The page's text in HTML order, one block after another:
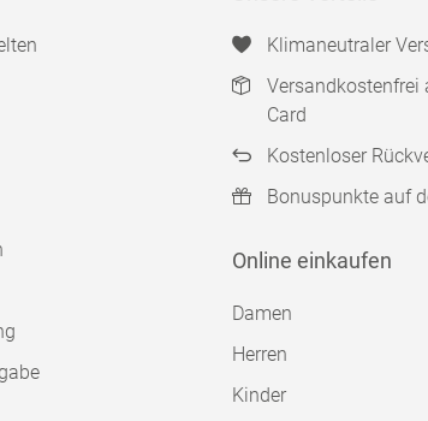
Klimaneutraler
Card
Kostenloser
Bonuspunkte auf
Online einkaufen
Damen
Herren
Kinder